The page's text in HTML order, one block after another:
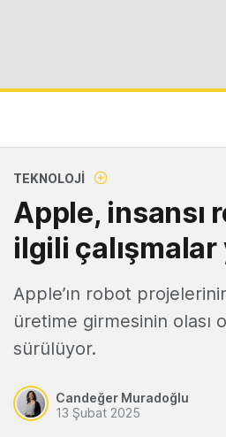
TEKNOLOJI
Apple, insansı
ilgili
Apple’ın robot
üretime girmesinin olası
sürülüyor.
Candeğer Muradoğlu
13 Şubat 2025